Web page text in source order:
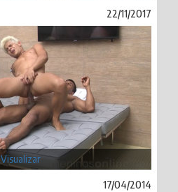
22/11/2017
Visualizar
17/04/2014